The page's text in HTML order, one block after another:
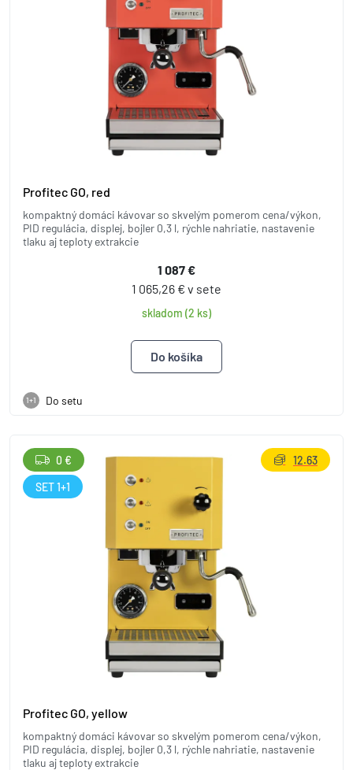
Profitec GO, red
kompaktný domáci kávovar so skvelým pomerom cena/výkon,
PID regulácia, displej, bojler 0,3 l, rýchle nahriatie, nastavenie
tlaku aj teploty extrakcie
1 087 €
1 065,26 € v sete
skladom (2 ks)
1+1 Do setu
Profitec GO, yellow
kompaktný domáci kávovar so skvelým pomerom cena/výkon,
PID regulácia, displej, bojler 0,3 l, rýchle nahriatie, nastavenie
tlaku aj teploty extrakcie
0 €
SET 1+1
12.63